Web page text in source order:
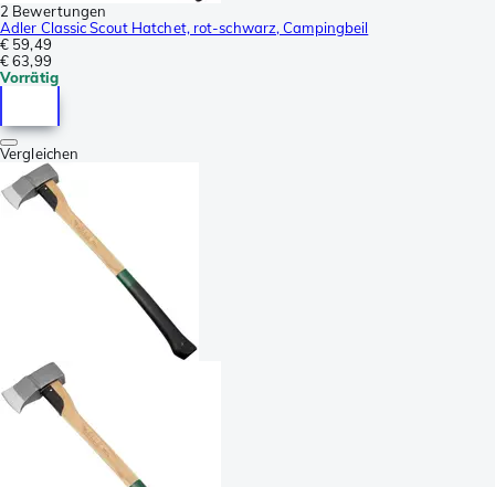
2 Bewertungen
Adler Classic Scout Hatchet, rot-schwarz, Campingbeil
€ 59,49
€ 63,99
Vorrätig
Vergleichen